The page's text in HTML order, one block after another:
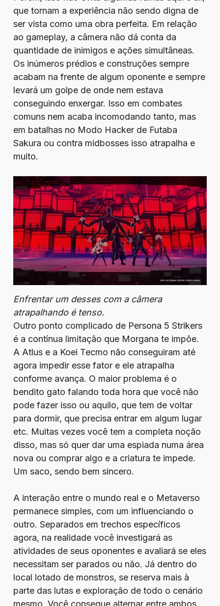
que tornam a experiência não sendo digna de
ser vista como uma obra perfeita. Em relação
ao gameplay, a câmera não dá conta da
quantidade de inimigos e ações simultâneas.
Os inúmeros prédios e construções sempre
acabam na frente de algum oponente e sempre
levará um golpe de onde nem estava
conseguindo enxergar. Isso em combates
comuns nem acaba incomodando tanto, mas
em batalhas no Modo Hacker de Futaba
Sakura ou contra midbosses isso atrapalha e
muito.
Enfrentar um desses com a câmera
atrapalhando é tenso.
Outro ponto complicado de Persona 5 Strikers
é a contínua limitação que Morgana te impõe.
A Atlus e a Koei Tecmo não conseguiram até
agora impedir esse fator e ele atrapalha
conforme avança. O maior problema é o
bendito gato falando toda hora que você não
pode fazer isso ou aquilo, que tem de voltar
para dormir, que precisa entrar em algum lugar
etc. Muitas vezes você tem a completa noção
disso, mas só quer dar uma espiada numa área
nova ou comprar algo e a criatura te impede.
Um saco, sendo bem sincero.
A interação entre o mundo real e o Metaverso
permanece simples, com um influenciando o
outro. Separados em trechos específicos
agora, na realidade você investigará as
atividades de seus oponentes e avaliará se eles
necessitam ser parados ou não. Já dentro do
local lotado de monstros, se reserva mais à
parte das lutas e exploração de todo o cenário
mesmo. Você consegue alternar entre ambos